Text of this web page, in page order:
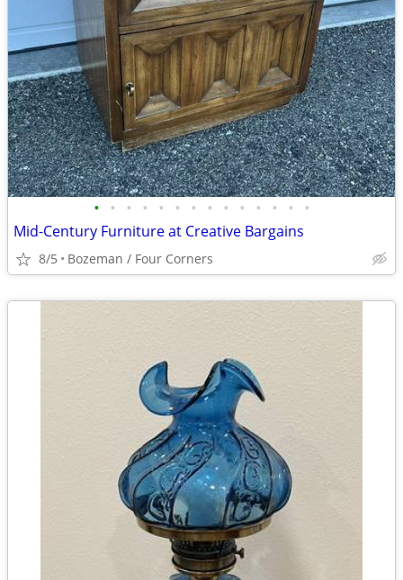
• • • • • • • • • • • • • •
Mid-Century Furniture at Creative Bargains
8/5 Bozeman / Four Corners